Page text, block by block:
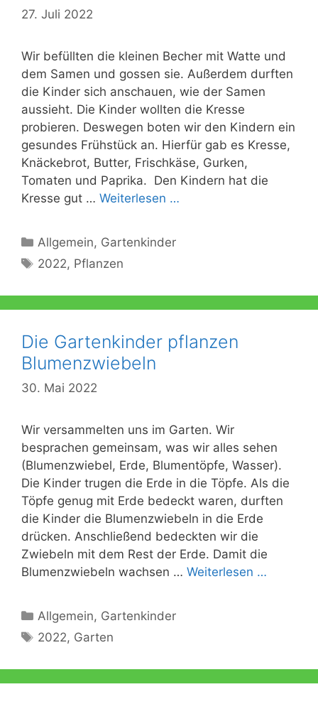
27. Juli 2022
Wir befüllten die kleinen Becher mit Watte und
dem Samen und gossen sie. Außerdem durften
die Kinder sich anschauen, wie der Samen
aussieht. Die Kinder wollten die Kresse
probieren. Deswegen boten wir den Kindern ein
gesundes Frühstück an. Hierfür gab es Kresse,
Knäckebrot, Butter, Frischkäse, Gurken,
Tomaten und Paprika. Den Kindern hat die
Kresse gut … Weiterlesen …
Kategorien
Allgemein, Gartenkinder
Schlagwörter
2022, Pflanzen
Die Gartenkinder pflanzen
Blumenzwiebeln
30. Mai 2022
Wir versammelten uns im Garten. Wir
besprachen gemeinsam, was wir alles sehen
(Blumenzwiebel, Erde, Blumentöpfe, Wasser).
Die Kinder trugen die Erde in die Töpfe. Als die
Töpfe genug mit Erde bedeckt waren, durften
die Kinder die Blumenzwiebeln in die Erde
drücken. Anschließend bedeckten wir die
Zwiebeln mit dem Rest der Erde. Damit die
Blumenzwiebeln wachsen … Weiterlesen …
Kategorien
Allgemein, Gartenkinder
Schlagwörter
2022, Garten